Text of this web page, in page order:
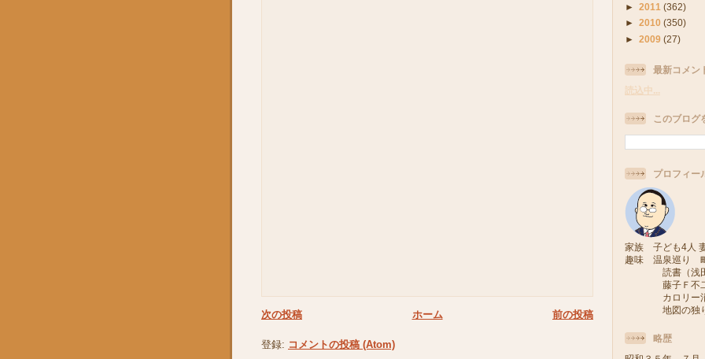
次の投稿 前の投稿
ホーム
登録: コメントの投稿 (Atom)
► 2011 (362)
► 2010 (350)
► 2009 (27)
最新コメン
読込中...
このブログ
プロフィー
家族 子ども4人
趣味 温泉巡り
読書（浅田
藤子Ｆ不二
カロリー消
地図の独り
略歴